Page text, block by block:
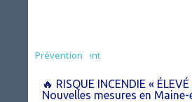
Agriculture
Arrêté
Environnement
Prévention
🔥 RISQUE INCENDIE «
Nouvelles mesures en Maine-